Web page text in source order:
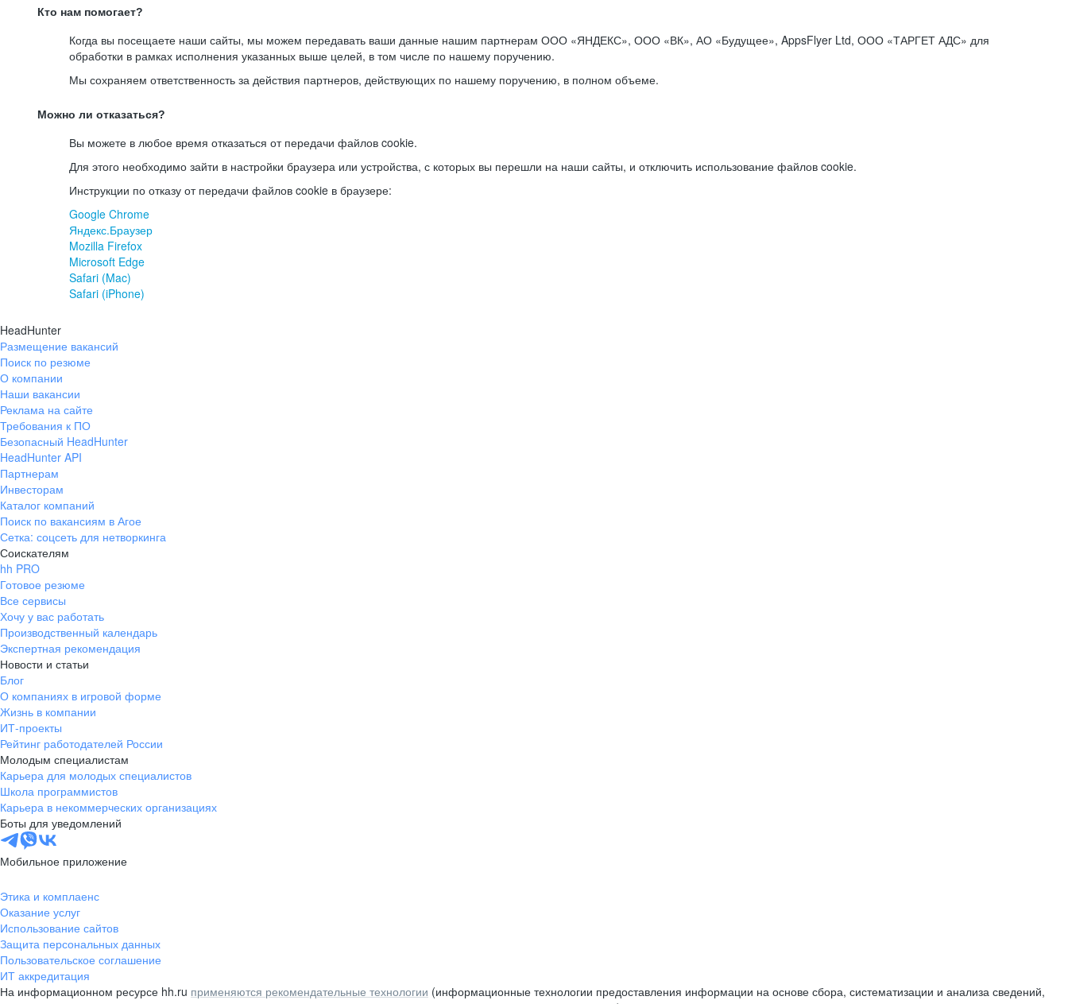
Кто нам помогает?
Когда вы посещаете наши сайты, мы можем передавать ваши данные нашим партнерам ООО «ЯНДЕКС», ООО «ВК», АО «Будущее», AppsFlyer Ltd, ООО «ТАРГЕТ АДС» для
обработки в рамках исполнения указанных выше целей, в том числе по нашему поручению.
Мы сохраняем ответственность за действия партнеров, действующих по нашему поручению, в полном объеме.
Можно ли отказаться?
Вы можете в любое время отказаться от передачи файлов cookie.
Для этого необходимо зайти в настройки браузера или устройства, с которых вы перешли на наши сайты, и отключить использование файлов cookie.
Инструкции по отказу от передачи файлов cookie в браузере:
Google Chrome
Яндекс.Браузер
Mozilla Firefox
Microsoft Edge
Safari (Mac)
Safari (iPhone)
HeadHunter
Размещение вакансий
Поиск по резюме
О компании
Наши вакансии
Реклама на сайте
Требования к ПО
Безопасный HeadHunter
HeadHunter API
Партнерам
Инвесторам
Каталог компаний
Поиск по вакансиям в Агое
Сетка: соцсеть для нетворкинга
Соискателям
hh PRO
Готовое резюме
Все сервисы
Хочу у вас работать
Производственный календарь
Экспертная рекомендация
Новости и статьи
Блог
О компаниях в игровой форме
Жизнь в компании
ИТ-проекты
Рейтинг работодателей России
Молодым специалистам
Карьера для молодых специалистов
Школа программистов
Карьера в некоммерческих организациях
Боты для уведомлений
Мобильное приложение
Этика и комплаенс
Оказание услуг
Использование сайтов
Защита персональных данных
Пользовательское соглашение
ИТ аккредитация
На информационном ресурсе hh.ru применяются рекомендательные технологии (информационные технологии предоставления информации на основе сбора, систематизации и анализа сведений,